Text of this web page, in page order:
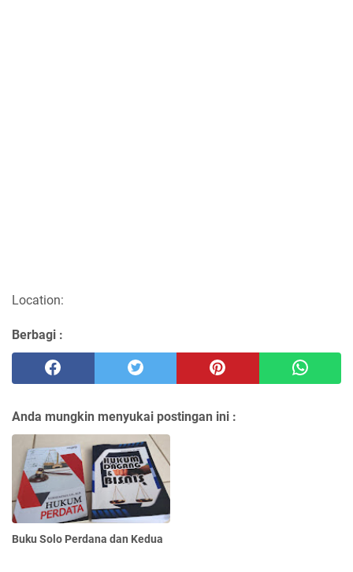
Location:
Berbagi :
Anda mungkin menyukai postingan ini :
Buku Solo Perdana dan Kedua